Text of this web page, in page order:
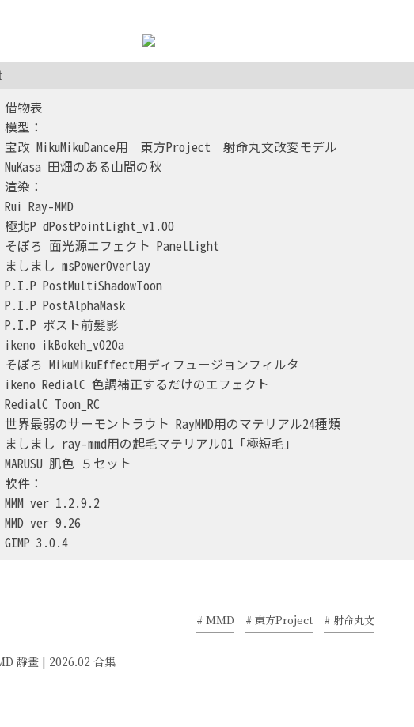
借物表
模型：
宝改 MikuMikuDance用　東方Project　射命丸文改変モデル
NuKasa 田畑のある山間の秋
渲染：
Rui Ray-MMD
極北P dPostPointLight_v1.00
そぼろ 面光源エフェクト PanelLight
ましまし msPowerOverlay
P.I.P PostMultiShadowToon
P.I.P PostAlphaMask
P.I.P ポスト前髪影
ikeno ikBokeh_v020a
そぼろ MikuMikuEffect用ディフュージョンフィルタ
ikeno RedialC 色調補正するだけのエフェクト
RedialC Toon_RC
世界最弱のサーモントラウト RayMMD用のマテリアル24種類
ましまし ray-mmd用の起毛マテリアル01「極短毛」
MARUSU 肌色 ５セット
軟件：
MMM ver 1.2.9.2
MMD ver 9.26
GIMP 3.0.4
# MMD # 東方Project # 射命丸文
靜畫 | 2026.02 合集